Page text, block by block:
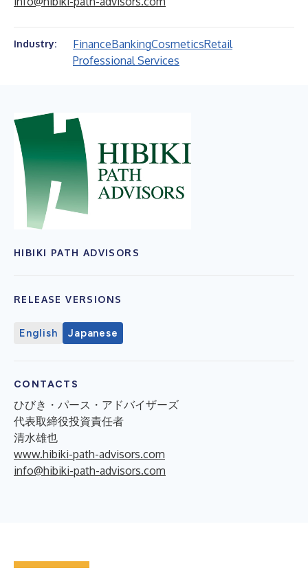
Industry: FinanceBankingCosmeticsRetail
Professional Services
HIBIKI PATH ADVISORS
RELEASE VERSIONS
English Japanese
CONTACTS
ひびき・パース・アドバイザーズ
代表取締役投資責任者
清水雄也
www.hibiki-path-advisors.com
info@hibiki-path-advisors.com